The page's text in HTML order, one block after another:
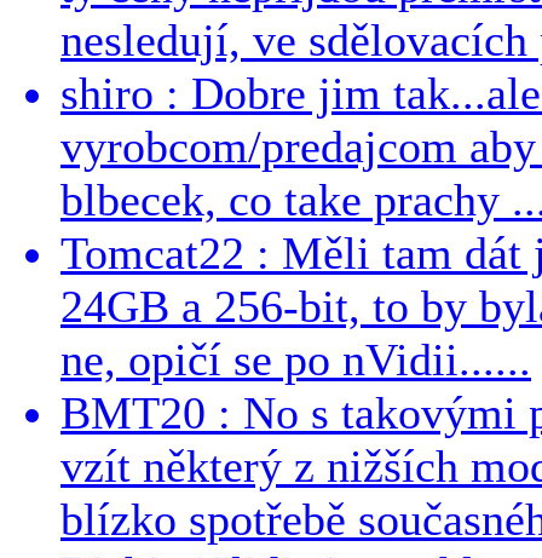
nesledují, ve sdělovacích
shiro : Dobre jim
vyrobcom/predajcom
blbecek, co take prachy
Tomcat22 : Měli tam dát
24GB a 256-bit, to by
ne, opičí se po nVidii......
BMT20 : No s takovými
vzít některý z nižších
blízko spotřebě